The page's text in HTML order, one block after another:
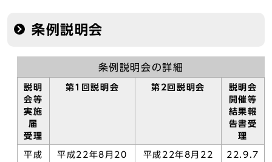
条例説明会
条例説明会の詳細
説明
会等
実施
届
受理
第1回説明会 第2回説明会
説明会
開催等
結果報
告書受
理
平成
平成22年8月20
平成22年8月22
22.9.7